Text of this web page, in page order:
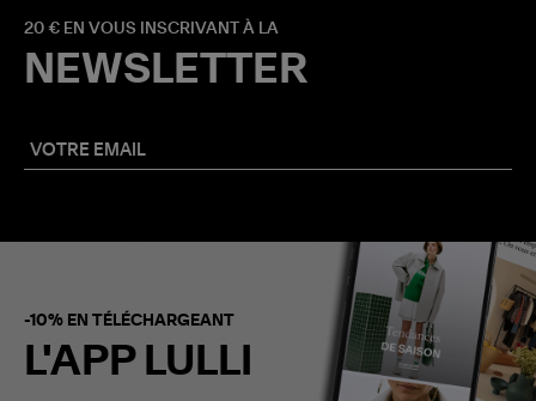
20 € EN VOUS INSCRIVANT À LA
NEWSLETTER
-10% EN TÉLÉCHARGEANT
L'APP LULLI